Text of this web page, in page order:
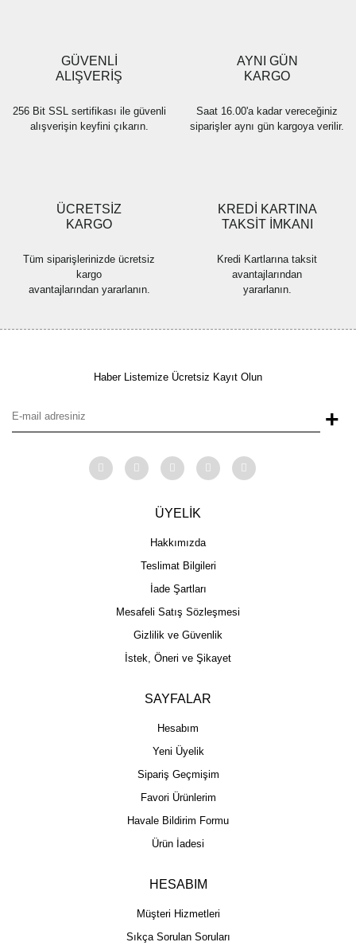
Ürün fiyatı diğer sitelerden daha pahalı.
Bu ürüne benzer farklı alternatifler olmalı.
GÜVENLİ
ALIŞVERİŞ
256 Bit SSL sertifikası ile güvenli
alışverişin keyfini çıkarın.
AYNI GÜN
KARGO
Saat 16.00'a kadar vereceğiniz
siparişler aynı gün kargoya verilir.
ÜCRETSİZ
KARGO
Tüm siparişlerinizde ücretsiz
kargo
avantajlarından yararlanın.
KREDİ KARTINA
TAKSİT İMKANI
Kredi Kartlarına taksit
avantajlarından
yararlanın.
Haber Listemize Ücretsiz Kayıt Olun
+
ÜYELİK
Hakkımızda
Teslimat Bilgileri
İade Şartları
Mesafeli Satış Sözleşmesi
Gizlilik ve Güvenlik
İstek, Öneri ve Şikayet
SAYFALAR
Hesabım
Yeni Üyelik
Sipariş Geçmişim
Favori Ürünlerim
Havale Bildirim Formu
Ürün İadesi
HESABIM
Müşteri Hizmetleri
Sıkça Sorulan Soruları